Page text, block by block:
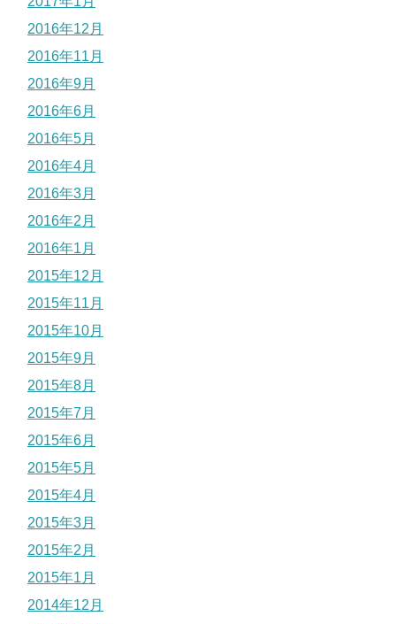
2016年12月
2016年11月
2016年9月
2016年6月
2016年5月
2016年4月
2016年3月
2016年2月
2016年1月
2015年12月
2015年11月
2015年10月
2015年9月
2015年8月
2015年7月
2015年6月
2015年5月
2015年4月
2015年3月
2015年2月
2015年1月
2014年12月